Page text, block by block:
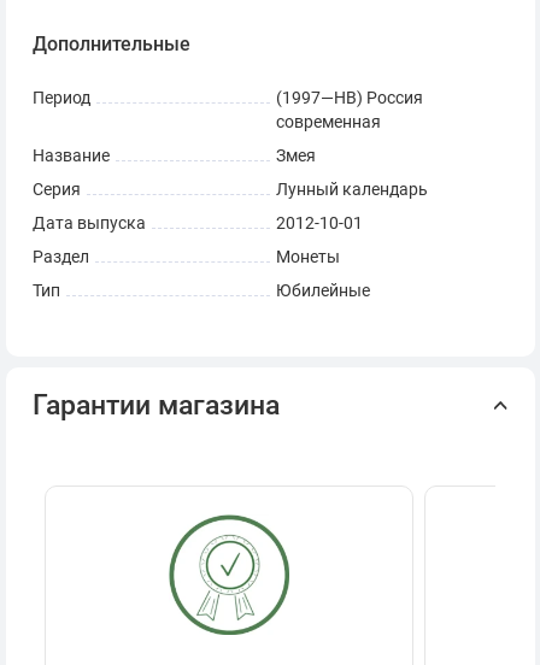
Дополнительные
Период
(1997—НВ) Россия
современная
Название
Змея
Серия
Лунный календарь
Дата выпуска
2012-10-01
Раздел
Монеты
Тип
Юбилейные
Гарантии магазина